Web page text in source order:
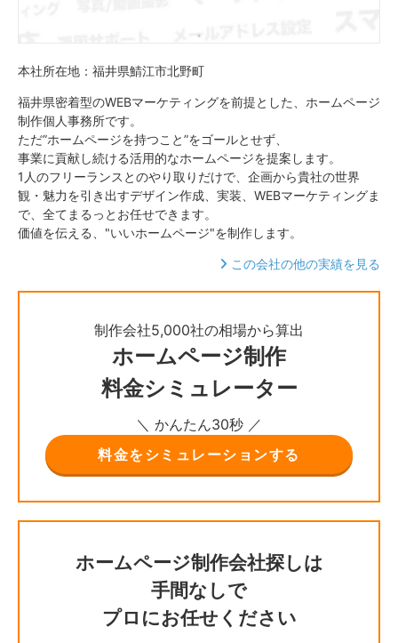
本社所在地：福井県鯖江市北野町
福井県密着型のWEBマーケティングを前提とした、ホームページ
制作個人事務所です。
ただ”ホームページを持つこと”をゴールとせず、
事業に貢献し続ける活用的なホームページを提案します。
1人のフリーランスとのやり取りだけで、企画から貴社の世界
観・魅力を引き出すデザイン作成、実装、WEBマーケティングま
で、全てまるっとお任せできます。
価値を伝える、"いいホームページ"を制作します。
この会社の他の実績を見る
制作会社5,000社の相場から算出
ホームページ制作
料金シミュレーター
＼ かんたん30秒 ／
料金をシミュレーションする
ホームページ制作会社探しは
手間なしで
プロにお任せください